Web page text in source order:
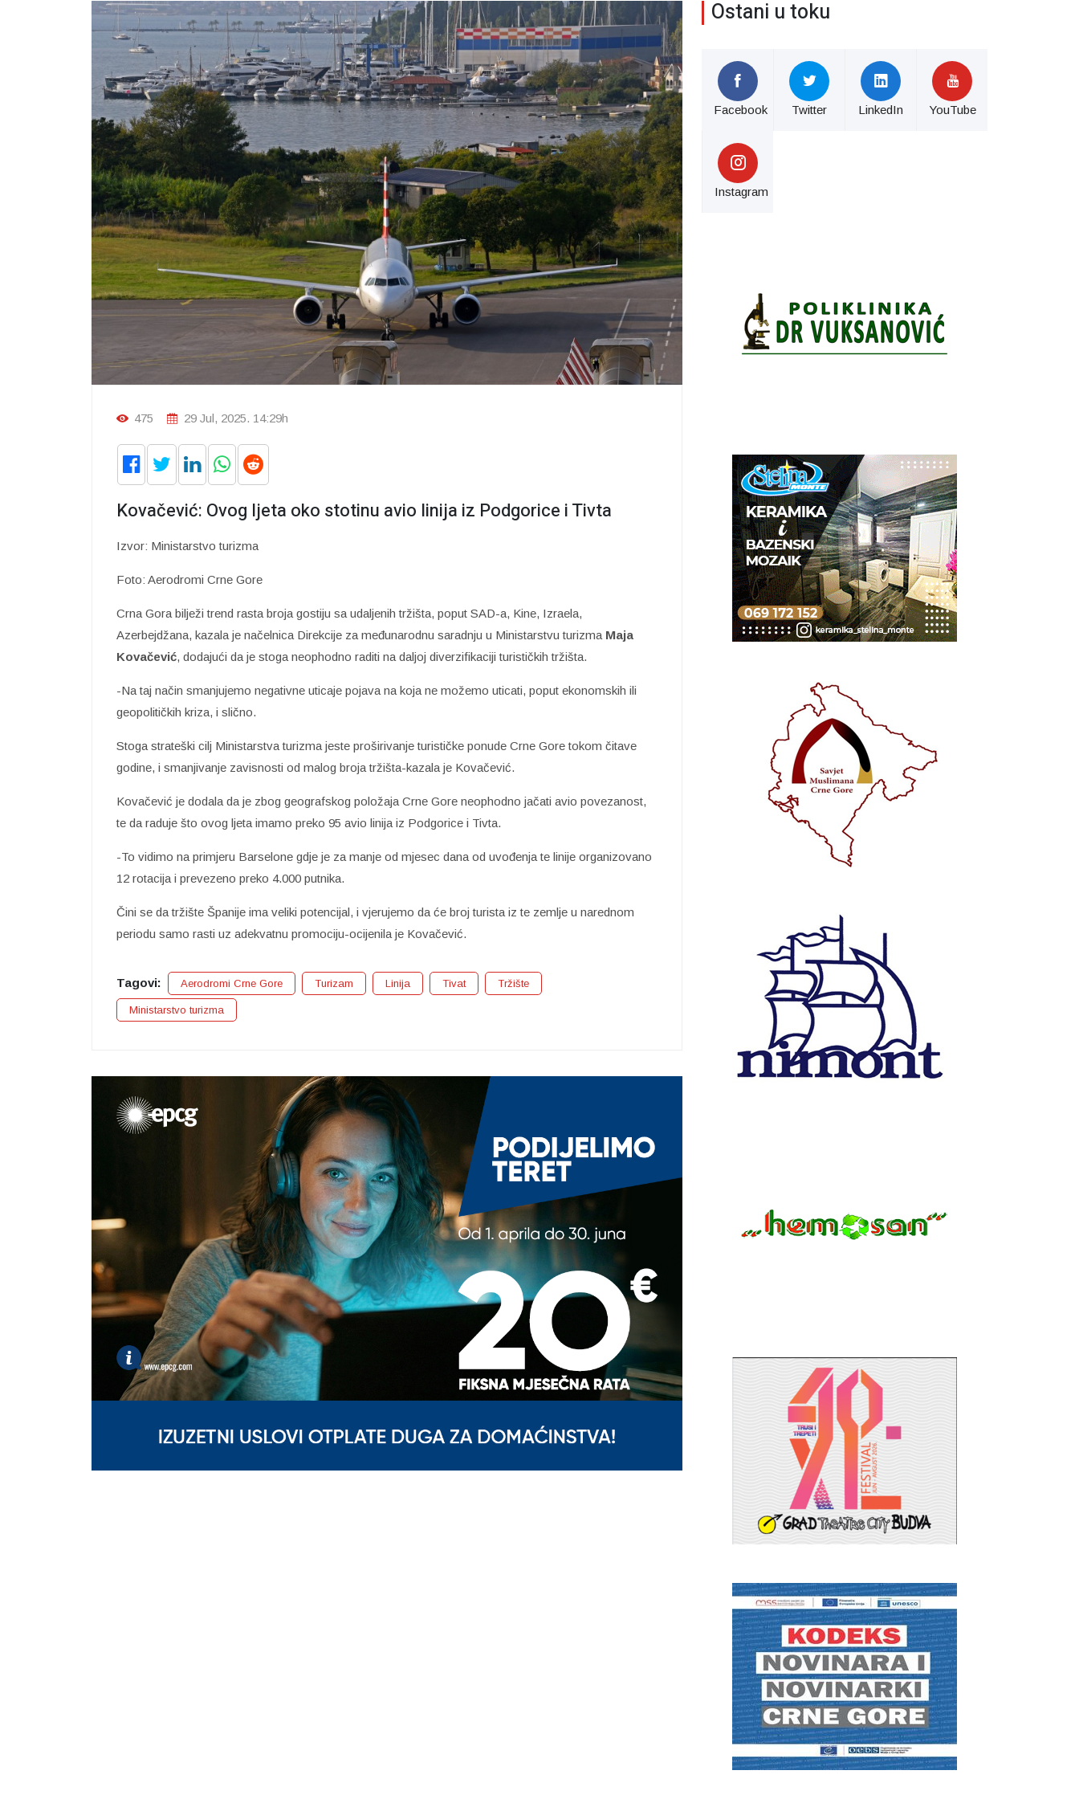
475 29 Jul, 2025. 14:29h
Kovačević: Ovog ljeta oko stotinu avio linija iz Podgorice i Tivta
Izvor: Ministarstvo turizma
Foto: Aerodromi Crne Gore
Crna Gora bilježi trend rasta broja gostiju sa udaljenih tržišta, poput SAD-a, Kine, Izraela,
Azerbejdžana, kazala je načelnica Direkcije za međunarodnu saradnju u Ministarstvu turizma Maja
Kovačević, dodajući da je stoga neophodno raditi na daljoj diverzifikaciji turističkih tržišta.
-Na taj način smanjujemo negativne uticaje pojava na koja ne možemo uticati, poput ekonomskih ili
geopolitičkih kriza, i slično.
Stoga strateški cilj Ministarstva turizma jeste proširivanje turističke ponude Crne Gore tokom čitave
godine, i smanjivanje zavisnosti od malog broja tržišta-kazala je Kovačević.
Kovačević je dodala da je zbog geografskog položaja Crne Gore neophodno jačati avio povezanost,
te da raduje što ovog ljeta imamo preko 95 avio linija iz Podgorice i Tivta.
-To vidimo na primjeru Barselone gdje je za manje od mjesec dana od uvođenja te linije organizovano
12 rotacija i prevezeno preko 4.000 putnika.
Čini se da tržište Španije ima veliki potencijal, i vjerujemo da će broj turista iz te zemlje u narednom
periodu samo rasti uz adekvatnu promociju-ocijenila je Kovačević.
Tagovi: Aerodromi Crne Gore Turizam Linija Tivat Tržište
Ministarstvo turizma
Ostani u toku
Facebook Twitter LinkedIn YouTube
Instagram